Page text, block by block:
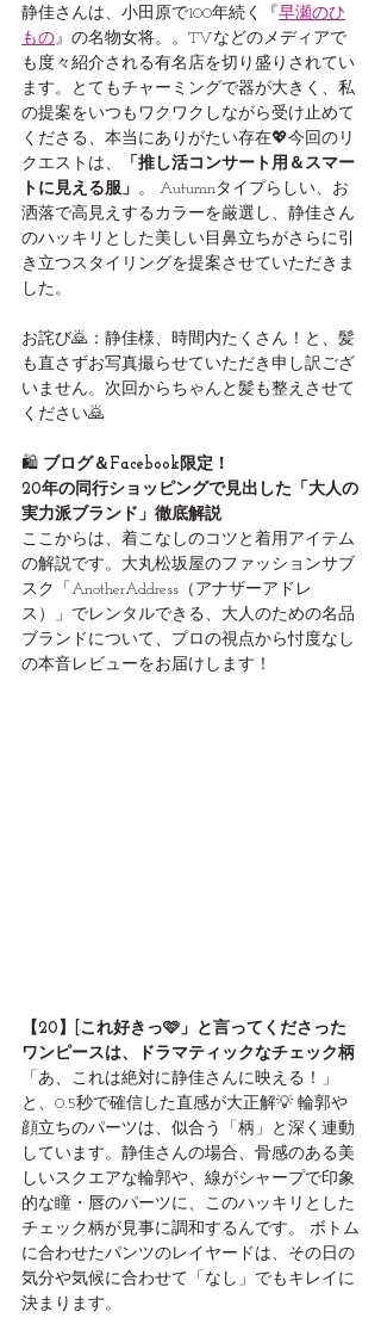
静佳さんは、小田原で100年続く『 早瀬のひ
もの』の名物女将。。TVなどのメディアで
も度々紹介される有名店を切り盛りされてい
ます。とてもチャーミングで器が大きく、私
の提案をいつもワクワクしながら受け止めて
くださる、本当にありがたい存在💖今回のリ
クエストは、
「推し活コンサート用＆スマー
トに見える服」 。 Autumnタイプらしい、お
洒落で高見えするカラーを厳選し、静佳さん
のハッキリとした美しい目鼻立ちがさらに引
き立つスタイリングを提案させていただきま
した。
お詫び🙇：静佳様、時間内たくさん！と、髪
も直さずお写真撮らせていただき申し訳ござ
いません。次回からちゃんと髪も整えさせて
ください🙇
🛍️ ブログ＆Facebook限定！
20年の同行ショッピングで見出した「大人の
実力派ブランド」徹底解説
ここからは、着こなしのコツと着用アイテム
の解説です。大丸松坂屋のファッションサブ
スク「AnotherAddress（アナザーアドレ
ス）」でレンタルできる、大人のための名品
ブランドについて、プロの視点から忖度なし
の本音レビューをお届けします！
【20】[これ好きっ🩷」と言ってくださった
ワンピースは、ドラマティックなチェック柄
「あ、これは絶対に静佳さんに映える！」
と、0.5秒で確信した直感が大正解💡 輪郭や
顔立ちのパーツは、似合う「柄」と深く連動
しています。静佳さんの場合、骨感のある美
しいスクエアな輪郭や、線がシャープで印象
的な瞳・唇のパーツに、このハッキリとした
チェック柄が見事に調和するんです。 ボトム
に合わせたパンツのレイヤードは、その日の
気分や気候に合わせて「なし」でもキレイに
決まります。